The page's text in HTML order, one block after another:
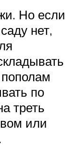
Но если
нет,
по
треть
или